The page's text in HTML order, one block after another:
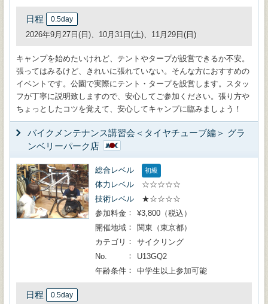
日程 0.5day
2026年9月27日(日)、10月31日(土)、11月29日(日)
キャンプを始めたいけれど、テントやタープが設営できるか不安。
張ってはみるけど、きれいに張れていない。そんな方におすすめの
イベントです。公園で実際にテント・タープを設営します。スタッ
フが丁寧に説明致しますので、安心してご参加ください。張り方や
ちょっとしたコツを覚えて、安心してキャンプに臨みましょう！
バイクメンテナンス講習会＜タイヤチューブ編＞ グラ
ンベリーパーク店
総合レベル 初級
体力レベル
☆☆☆☆☆
技術レベル
★☆☆☆☆
参加料金
¥3,800（税込）
開催地域
関東（東京都）
カテゴリ
サイクリング
No.
U13GQ2
年齢条件
中学生以上参加可能
日程 0.5day